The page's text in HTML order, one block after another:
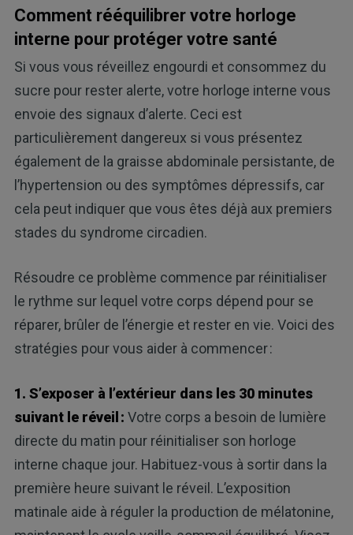
Comment rééquilibrer votre horloge
interne pour protéger votre santé
Si vous vous réveillez engourdi et consommez du
sucre pour rester alerte, votre horloge interne vous
envoie des signaux d’alerte. Ceci est
particulièrement dangereux si vous présentez
également de la graisse abdominale persistante, de
l’hypertension ou des symptômes dépressifs, car
cela peut indiquer que vous êtes déjà aux premiers
stades du syndrome circadien.
Résoudre ce problème commence par réinitialiser
le rythme sur lequel votre corps dépend pour se
réparer, brûler de l’énergie et rester en vie. Voici des
stratégies pour vous aider à commencer :
1. S’exposer à l’extérieur dans les 30 minutes
suivant le réveil : Votre corps a besoin de lumière
directe du matin pour réinitialiser son horloge
interne chaque jour. Habituez-vous à sortir dans la
première heure suivant le réveil. L’exposition
matinale aide à réguler la production de mélatonine,